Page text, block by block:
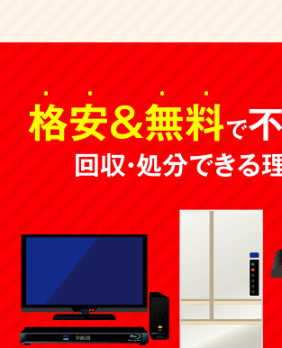
格安＆無料で
回収・処分できる理